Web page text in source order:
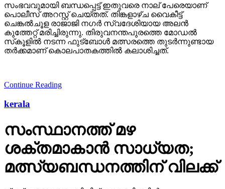
സംഭവവുമായി ബന്ധപ്പെട്ട് ഇതുവരെ നാല് പേരെയാണ്
പൊലീസ് അറസ്റ്റ് ചെയ്തത്. തിങ്കളാഴ്ച വൈകീട്ട്
ചെങ്കല്‍ചൂള രാജാജി നഗര്‍ സ്വദേശിയായ അലന്‍
കുത്തേറ്റ് മരിച്ചിരുന്നു. തിരുവനന്തപുരത്തെ മോഡല്‍
സ്‌കൂളില്‍ നടന്ന ഫുട്‌ബോള്‍ മത്സരത്തെ തുടര്‍ന്നുണ്ടായ
തര്‍ക്കമാണ് കൊലപാതകത്തില്‍ കലാശിച്ചത്.
Continue Reading
kerala
സംസ്ഥാനത്ത് മഴ
ശക്തമാകാന്‍ സാധ്യത;
മത്സ്യബന്ധനത്തിന് വിലക്ക്